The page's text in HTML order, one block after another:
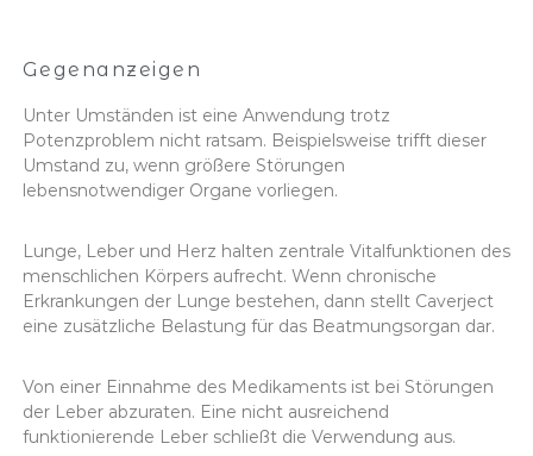
Gegenanzeigen
Unter Umständen ist eine Anwendung trotz
Potenzproblem nicht ratsam. Beispielsweise trifft dieser
Umstand zu, wenn größere Störungen
lebensnotwendiger Organe vorliegen.
Lunge, Leber und Herz halten zentrale Vitalfunktionen des
menschlichen Körpers aufrecht. Wenn chronische
Erkrankungen der Lunge bestehen, dann stellt Caverject
eine zusätzliche Belastung für das Beatmungsorgan dar.
Von einer Einnahme des Medikaments ist bei Störungen
der Leber abzuraten. Eine nicht ausreichend
funktionierende Leber schließt die Verwendung aus.